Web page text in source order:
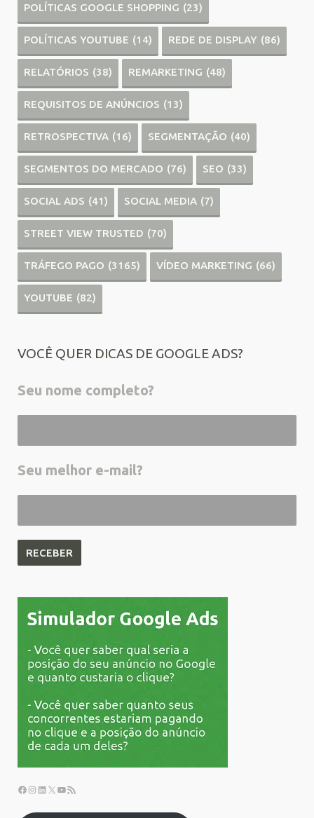
POLÍTICAS GOOGLE SHOPPING (23)
POLÍTICAS YOUTUBE (14) REDE DE DISPLAY (86)
RELATÓRIOS (38) REMARKETING (48)
REQUISITOS DE ANÚNCIOS (13)
RETROSPECTIVA (16) SEGMENTAÇÃO (40)
SEGMENTOS DO MERCADO (76) SEO (33)
SOCIAL ADS (41) SOCIAL MEDIA (7)
STREET VIEW TRUSTED (70)
TRÁFEGO PAGO (3165) VÍDEO MARKETING (66)
YOUTUBE (82)
VOCÊ QUER DICAS DE GOOGLE ADS?
Seu nome completo?
Seu melhor e-mail?